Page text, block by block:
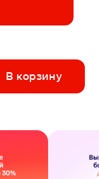
В корзину